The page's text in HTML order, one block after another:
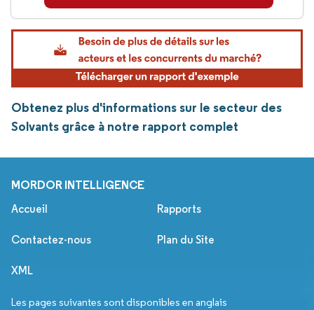
Obtenez plus d'informations sur le secteur des
Solvants grâce à notre rapport complet
MORDOR INTELLIGENCE
Accueil Rapports
Contactez-nous Plan du Site
XML
Les pages suivantes sont disponibles en anglais